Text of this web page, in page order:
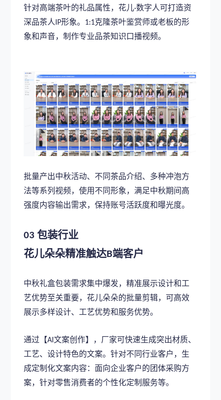
针对高端茶叶的礼品属性，花儿·数字人可打造资
深品茶人 IP形象。 1:1克隆茶叶鉴赏师或老板的形
象和声音，制作专业品茶知识口播视频。
批量产出中秋活动、不同茶品介绍、多种冲泡方
法等系列视频，使用不同形象，满足中秋期间高
强度内容输出需求，保持账号活跃度和曝光度。
03包装行业
花儿朵朵精准触达B端客户
中秋礼盒包装需求集中爆发，精准展示设计和工
艺优势至关重要，花儿朵朵的批量剪辑，可高效
展示多样设计、工艺优势和服务优势。
通过【AI 文案创作】，厂家可快速生成突出材质、
工艺、设计特色的文案。针对不同行业客户，生
成定制化文案内容：面向企业客户的团体采购方
案，针对零售消费者的个性化定制服务等。